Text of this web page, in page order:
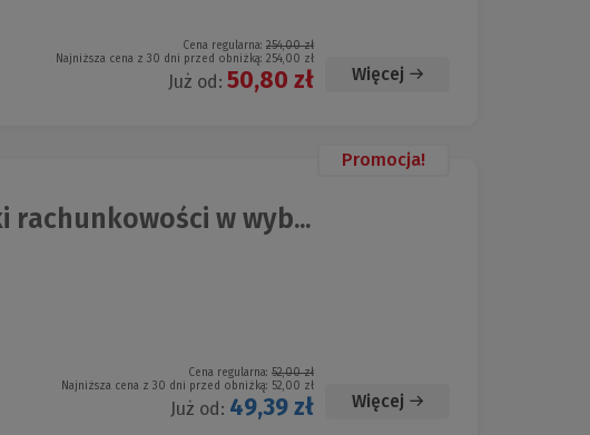
Cena regularna: 254,00 zł
Najniższa cena z 30 dni przed obniżką: 254,00 zł
Już od: 50,80 zł Więcej
Promocja!
w wyb...
Cena regularna: 52,00 zł
Najniższa cena z 30 dni przed obniżką: 52,00 zł
Już od: 49,39 zł Więcej